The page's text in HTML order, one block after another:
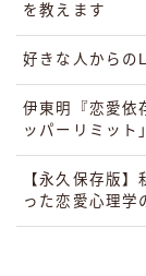
を教えます
好きな人からの
伊東明『恋愛依
ッパーリミット
【永久保存版
った恋愛心理学